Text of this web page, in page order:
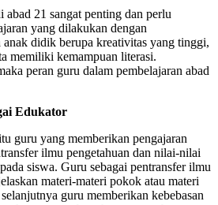
abad 21 sangat penting dan perlu
yang dilakukan dengan
anak didik berupa kreativitas yang tinggi,
memiliki kemampuan literasi.
peran guru dalam pembelajaran abad
Edukator
guru yang memberikan pengajaran
ilmu pengetahuan dan nilai-nilai
siswa. Guru sebagai pentransfer ilmu
materi-materi pokok atau materi
guru memberikan kebebasan